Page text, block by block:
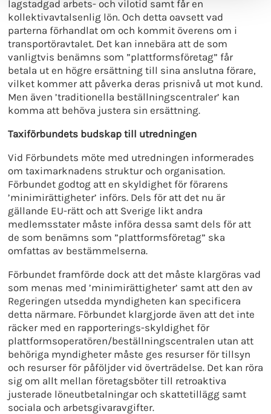
lagstadgad arbets- och vilotid samt får en
kollektivavtalsenlig lön. Och detta oavsett vad
parterna förhandlat om och kommit överens om i
transportöravtalet. Det kan innebära att de som
vanligtvis benämns som ”plattformsföretag” får
betala ut en högre ersättning till sina anslutna förare,
vilket kommer att påverka deras prisnivå ut mot kund.
Men även ’traditionella beställningscentraler’ kan
komma att behöva justera sin ersättning.
Taxiförbundets budskap till utredningen
Vid Förbundets möte med utredningen informerades
om taximarknadens struktur och organisation.
Förbundet godtog att en skyldighet för förarens
’minimirättigheter’ införs. Dels för att det nu är
gällande EU-rätt och att Sverige likt andra
medlemsstater måste införa dessa samt dels för att
de som benämns som ”plattformsföretag” ska
omfattas av bestämmelserna.
Förbundet framförde dock att det måste klargöras vad
som menas med ’minimirättigheter’ samt att den av
Regeringen utsedda myndigheten kan specificera
detta närmare. Förbundet klargjorde även att det inte
räcker med en rapporterings-skyldighet för
plattformsoperatören/beställningscentralen utan att
behöriga myndigheter måste ges resurser för tillsyn
och resurser för påföljder vid överträdelse. Det kan röra
sig om allt mellan företagsböter till retroaktiva
justerade löneutbetalningar och skattetillägg samt
sociala och arbetsgivaravgifter.